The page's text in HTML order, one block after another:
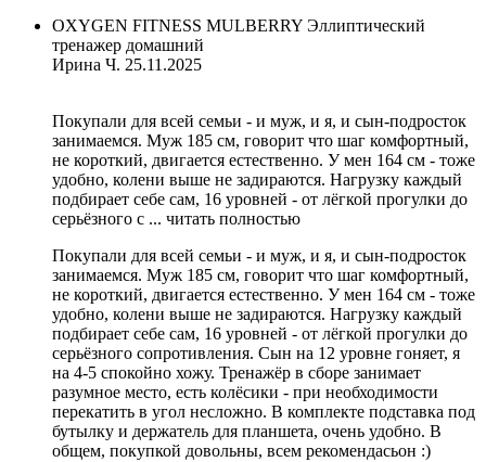
OXYGEN FITNESS MULBERRY Эллиптический
тренажер домашний
Ирина Ч. 25.11.2025
Покупали для всей семьи - и муж, и я, и сын-подросток
занимаемся. Муж 185 см, говорит что шаг комфортный,
не короткий, двигается естественно. У мен 164 см - тоже
удобно, колени выше не задираются. Нагрузку каждый
подбирает себе сам, 16 уровней - от лёгкой прогулки до
серьёзного с ... читать полностью
Покупали для всей семьи - и муж, и я, и сын-подросток
занимаемся. Муж 185 см, говорит что шаг комфортный,
не короткий, двигается естественно. У мен 164 см - тоже
удобно, колени выше не задираются. Нагрузку каждый
подбирает себе сам, 16 уровней - от лёгкой прогулки до
серьёзного сопротивления. Сын на 12 уровне гоняет, я
на 4-5 спокойно хожу. Тренажёр в сборе занимает
разумное место, есть колёсики - при необходимости
перекатить в угол несложно. В комплекте подставка под
бутылку и держатель для планшета, очень удобно. В
общем, покупкой довольны, всем рекомендасьон :)